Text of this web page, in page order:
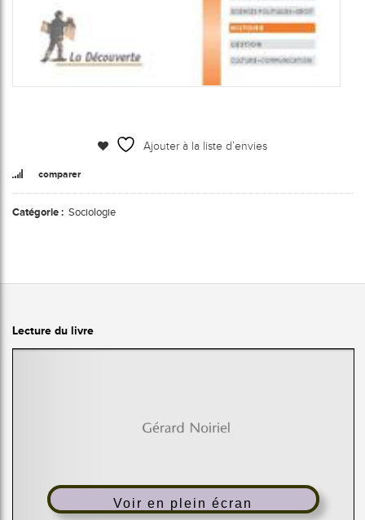
Ajouter à la liste d’envies
comparer
Catégorie : Sociologie
Lecture du livre
Voir en plein écran